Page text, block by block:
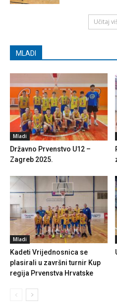
Učitaj
MLADI
Mladi
Državno Prvenstvo U12 –
Zagreb 2025.
Mladi
Kadeti Vrijednosnica se
plasirali u završni turnir Kup
regija Prvenstva Hrvatske